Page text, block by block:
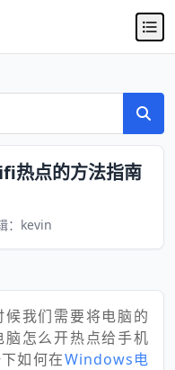
热点的方法指南
：kevin
我们需要将电脑的
怎么开热点给手机
如何在Windows电